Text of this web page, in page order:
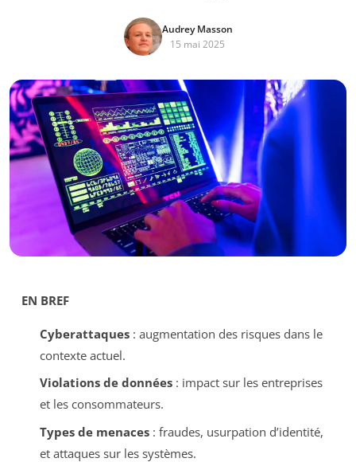
Audrey Masson
15 mai 2025
EN BREF
Cyberattaques: augmentation des risques dans le
contexte actuel.
Violations de données: impact sur les entreprises
et les consommateurs.
Types de menaces: fraudes, usurpation d’identité,
et attaques sur les systèmes.